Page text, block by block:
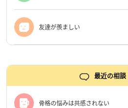
友達が羨ましい
最近の相談
骨格の悩みは共感されない